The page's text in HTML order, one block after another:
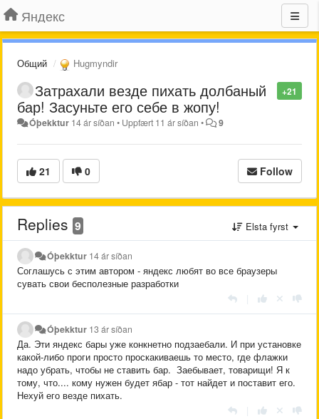
Яндекс
Общий Hugmyndir
+21
Затрахали везде пихать долбаный
бар! Засуньте его себе в жопу!
Óþekktur 14 ár síðan • Uppfært 11 ár síðan • 9
21 0 Follow
Replies 9 Elsta fyrst
Óþekktur 14 ár síðan
Соглашусь с этим автором - яндекс любят во все браузеры
сувать свои бесполезные разработки
Óþekktur 13 ár síðan
Да. Эти яндекс бары уже конкнетно подзаебали. И при установке
какой-либо проги просто проскакиваешь то место, где флажки
надо убрать, чтобы не ставить бар. Заебывает, товарищи! Я к
тому, что.... кому нужен будет ябар - тот найдет и поставит его.
Нехуй его везде пихать.